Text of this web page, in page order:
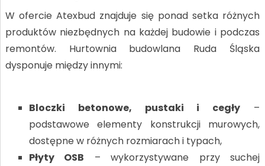
W ofercie Atexbud znajduje się ponad setka różnych
produktów niezbędnych na każdej budowie i podczas
remontów. Hurtownia budowlana Ruda Śląska
dysponuje między innymi:
Bloczki betonowe, pustaki i cegły –
podstawowe elementy konstrukcji murowych,
dostępne w różnych rozmiarach i typach,
Płyty OSB – wykorzystywane przy suchej